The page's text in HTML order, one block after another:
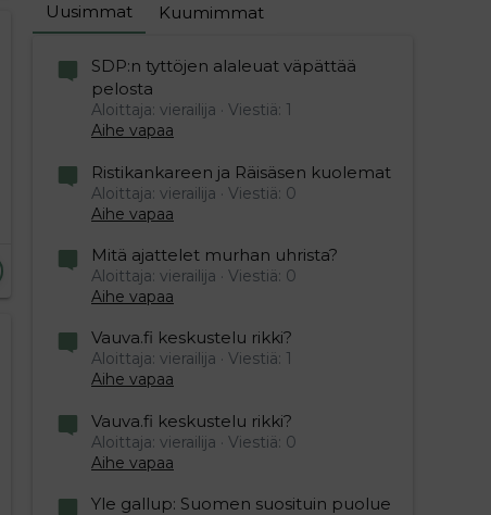
Uusimmat Kuumimmat
SDP:n tyttöjen alaleuat väpättää
pelosta
Aloittaja: vierailija
Viestiä: 1
Aihe vapaa
Ristikankareen ja Räisäsen kuolemat
Aloittaja: vierailija
Viestiä: 0
Aihe vapaa
Mitä ajattelet murhan uhrista?
Aloittaja: vierailija
Viestiä: 0
Aihe vapaa
Vauva.fi keskustelu rikki?
Aloittaja: vierailija
Viestiä: 1
Aihe vapaa
Vauva.fi keskustelu rikki?
Aloittaja: vierailija
Viestiä: 0
Aihe vapaa
Yle gallup: Suomen suosituin puolue